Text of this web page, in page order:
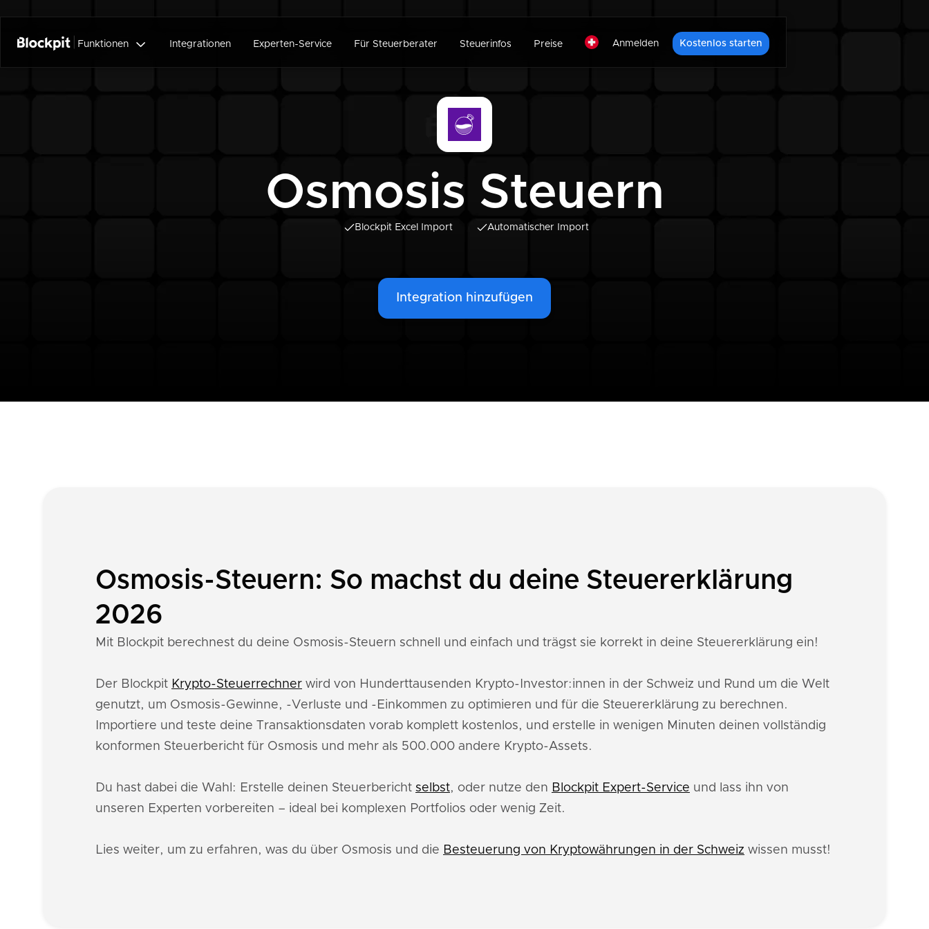
Funktionen  Integrationen Experten-Service Für Steuerberater Steuerinfos Preise Anmelden Kostenlos starten
Osmosis Steuern
Blockpit Excel Import Automatischer Import
Integration hinzufügen
Osmosis-Steuern: So machst du deine Steuererklärung
2026
Mit Blockpit berechnest du deine Osmosis-Steuern schnell und einfach und trägst sie korrekt in deine Steuererklärung ein!
Der Blockpit Krypto-Steuerrechner wird von Hunderttausenden Krypto-Investor:innen in der Schweiz und Rund um die Welt
genutzt, um Osmosis-Gewinne, -Verluste und -Einkommen zu optimieren und für die Steuererklärung zu berechnen.
Importiere und teste deine Transaktionsdaten vorab komplett kostenlos, und erstelle in wenigen Minuten deinen vollständig
konformen Steuerbericht für Osmosis und mehr als 500.000 andere Krypto-Assets.
Du hast dabei die Wahl: Erstelle deinen Steuerbericht selbst, oder nutze den Blockpit Expert-Service und lass ihn von
unseren Experten vorbereiten – ideal bei komplexen Portfolios oder wenig Zeit.
Lies weiter, um zu erfahren, was du über Osmosis und die Besteuerung von Kryptowährungen in der Schweiz wissen musst!